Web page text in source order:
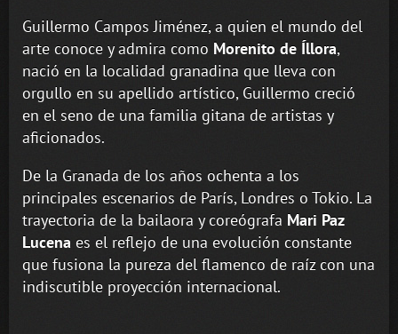
Guillermo Campos Jiménez, a quien el mundo del
arte conoce y admira como Morenito de Íllora,
nació en la localidad granadina que lleva con
orgullo en su apellido artístico, Guillermo creció
en el seno de una familia gitana de artistas y
aficionados.
De la Granada de los años ochenta a los
principales escenarios de París, Londres o Tokio. La
trayectoria de la bailaora y coreógrafa Mari Paz
Lucena es el reflejo de una evolución constante
que fusiona la pureza del flamenco de raíz con una
indiscutible proyección internacional.